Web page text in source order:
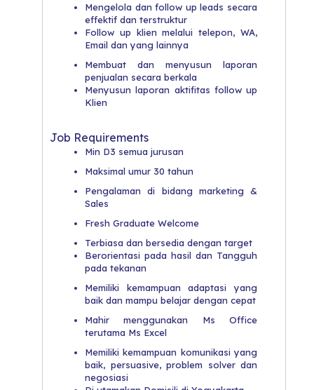
Mengelola dan follow up leads secara
effektif dan terstruktur
Follow up klien melalui telepon, WA,
Email dan yang lainnya
Membuat dan menyusun laporan
penjualan secara berkala
Menyusun laporan aktifitas follow up
Klien
Job Requirements
Min D3 semua jurusan
Maksimal umur 30 tahun
Pengalaman di bidang marketing &
Sales
Fresh Graduate Welcome
Terbiasa dan bersedia dengan target
Berorientasi pada hasil dan Tangguh
pada tekanan
Memiliki kemampuan adaptasi yang
baik dan mampu belajar dengan cepat
Mahir menggunakan Ms Office
terutama Ms Excel
Memiliki kemampuan komunikasi yang
baik, persuasive, problem solver dan
negosiasi